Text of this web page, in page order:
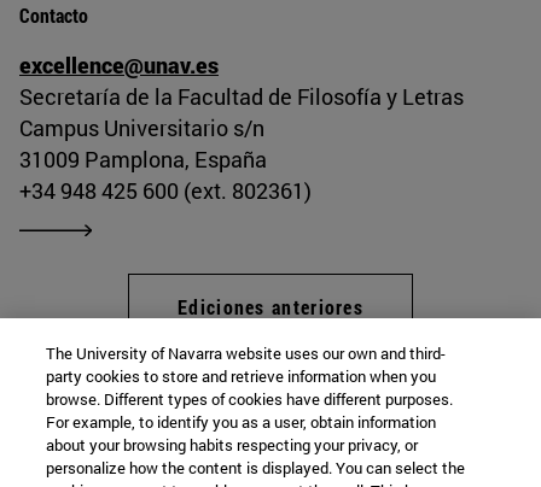
Contacto
excellence@unav.es
Secretaría de la Facultad de Filosofía y Letras
Campus Universitario s/n
31009 Pamplona, España
+34 948 425 600 (ext. 802361)
Ediciones anteriores
Programa Excellence
The University of Navarra website uses our own and third-
party cookies to store and retrieve information when you
browse. Different types of cookies have different purposes.
For example, to identify you as a user, obtain information
about your browsing habits respecting your privacy, or
personalize how the content is displayed. You can select the